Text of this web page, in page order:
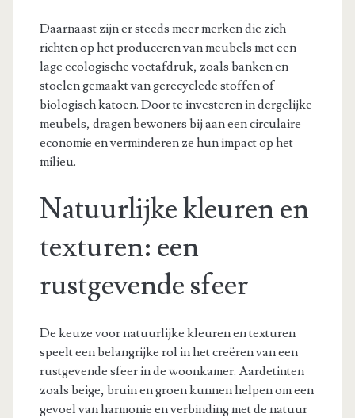
Daarnaast zijn er steeds meer merken die zich
richten op het produceren van meubels met een
lage ecologische voetafdruk, zoals banken en
stoelen gemaakt van gerecyclede stoffen of
biologisch katoen. Door te investeren in dergelijke
meubels, dragen bewoners bij aan een circulaire
economie en verminderen ze hun impact op het
milieu.
Natuurlijke kleuren en
texturen: een
rustgevende sfeer
De keuze voor natuurlijke kleuren en texturen
speelt een belangrijke rol in het creëren van een
rustgevende sfeer in de woonkamer. Aardetinten
zoals beige, bruin en groen kunnen helpen om een
gevoel van harmonie en verbinding met de natuur